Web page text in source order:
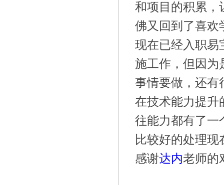
和项目的积累，
佛又回到了喜欢
现在已经入职易
施工作，但因为
事情要做，还有
在技术能力提升
往能力都有了一
比较好的处理现
感谢达内老师的